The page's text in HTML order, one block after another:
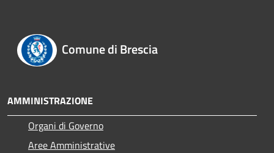
Comune di Brescia
AMMINISTRAZIONE
Organi di Governo
Aree Amministrative